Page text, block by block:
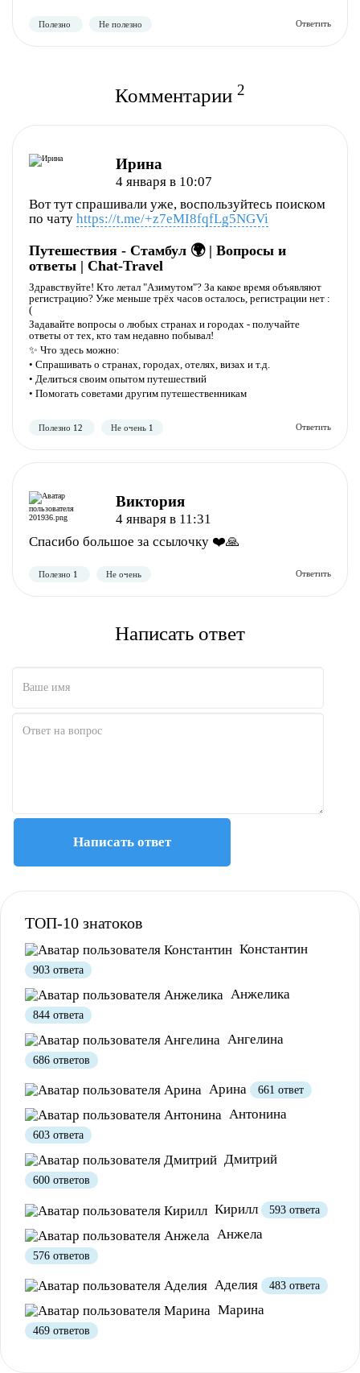
Полезно Не полезно
Комментарии 2
Ирина
4 января в 10:07
Вот тут спрашивали уже, воспользуйтесь поиском
по чату https://t.me/+z7eMI8fqfLg5NGVi
Путешествия - Стамбул 🌍 | Вопросы и
ответы | Chat-Travel
Здравствуйте! Кто летал "Азимутом"? За какое время объявляют
регистрацию? Уже меньше трёх часов осталось, регистрации нет :
(
Задавайте вопросы о любых странах и городах - получайте
ответы от тех, кто там недавно побывал!
✨ Что здесь можно:
• Спрашивать о странах, городах, отелях, визах и т.д.
• Делиться своим опытом путешествий
• Помогать советами другим путешественникам
Полезно 12 Не очень 1
Виктория
4 января в 11:31
Спасибо большое за ссылочку ❤️🙏
Написать ответ
Написать ответ
ТОП-10 знатоков
Константин
903 ответа
Анжелика
844 ответа
Ангелина
686 ответов
Арина 661 ответ
Антонина
603 ответа
Дмитрий
600 ответов
Кирилл 593 ответа
Анжела
576 ответов
Аделия 483 ответа
Марина
469 ответов